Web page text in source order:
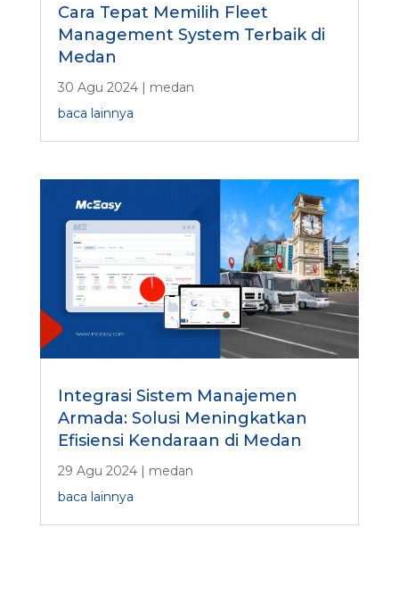
Cara Tepat Memilih Fleet
Management System Terbaik di
Medan
30 Agu 2024| medan
baca lainnya
Integrasi Sistem Manajemen
Armada: Solusi Meningkatkan
Efisiensi Kendaraan di Medan
29 Agu 2024| medan
baca lainnya